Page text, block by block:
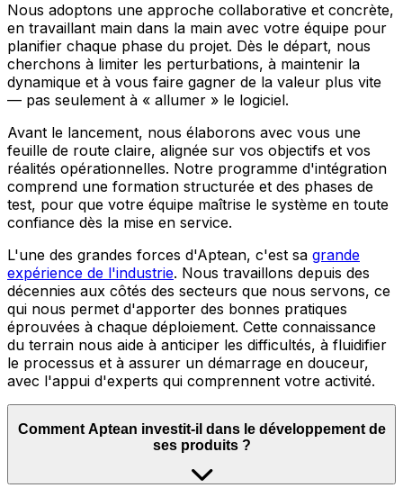
Nous adoptons une approche collaborative et concrète,
en travaillant main dans la main avec votre équipe pour
planifier chaque phase du projet. Dès le départ, nous
cherchons à limiter les perturbations, à maintenir la
dynamique et à vous faire gagner de la valeur plus vite
— pas seulement à « allumer » le logiciel.
Avant le lancement, nous élaborons avec vous une
feuille de route claire, alignée sur vos objectifs et vos
réalités opérationnelles. Notre programme d'intégration
comprend une formation structurée et des phases de
test, pour que votre équipe maîtrise le système en toute
confiance dès la mise en service.
L'une des grandes forces d'Aptean, c'est sa grande
expérience de l'industrie. Nous travaillons depuis des
décennies aux côtés des secteurs que nous servons, ce
qui nous permet d'apporter des bonnes pratiques
éprouvées à chaque déploiement. Cette connaissance
du terrain nous aide à anticiper les difficultés, à fluidifier
le processus et à assurer un démarrage en douceur,
avec l'appui d'experts qui comprennent votre activité.
Comment Aptean investit-il dans le développement de
ses produits ?